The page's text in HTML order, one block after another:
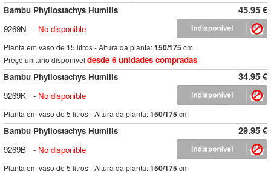
45.95 €
Bambu Phyllostachys Humilis
9269N
- No disponible
Planta em vaso de 15 litros - Altura da planta:150/175cm.
Preço unitário disponivel desde 6 unidades compradas
34.95 €
Bambu Phyllostachys Humilis
9269K
- No disponible
Planta em vaso de 5 litros - Altura da planta:150/175cm
29.95 €
Bambu Phyllostachys Humilis
9269B
- No disponible
Planta em vaso de 5 litros - Altura da planta:150/175cm